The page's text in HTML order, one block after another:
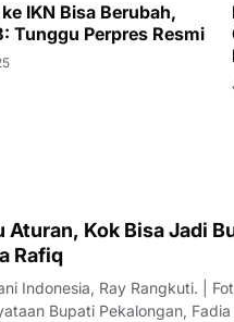
IKN Bisa Berubah,
Tunggu Perpres Resmi
Aturan, Kok Bisa Jadi
Rafiq
Indonesia, Ray Rangkuti. |
Bupati Pekalongan,